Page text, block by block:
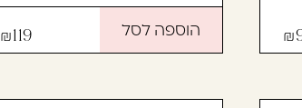
119 הוספה לסל